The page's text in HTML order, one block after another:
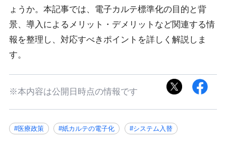
ょうか。本記事では、電子カルテ標準化の目的と背
景、導入によるメリット・デメリットなど関連する情
報を整理し、対応すべきポイントを詳しく解説しま
す。
※本内容は公開日時点の情報です
#医療政策 #紙カルテの電子化 #システム入替